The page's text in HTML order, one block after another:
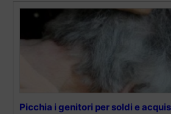
Picchia i genitori per soldi e